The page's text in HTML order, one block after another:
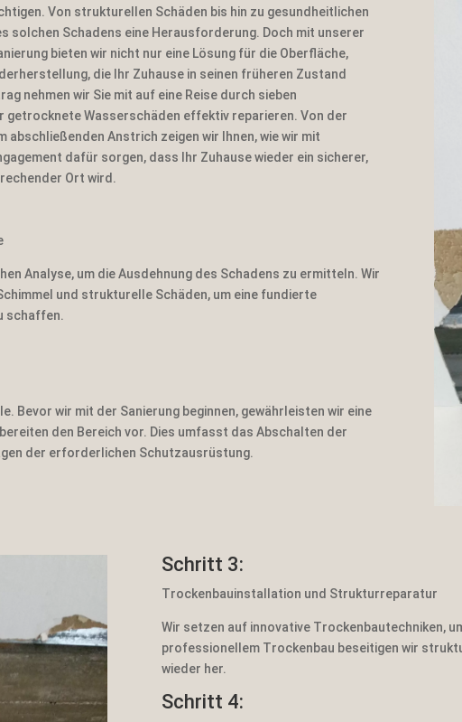
Von strukturellen Schäden bis hin zu gesundheitlichen
solchen Schadens eine Herausforderung. Doch mit unserer
bieten wir nicht nur eine Lösung für die Oberfläche,
die Ihr Zuhause in seinen früheren Zustand
nehmen wir Sie mit auf eine Reise durch sieben
getrocknete Wasserschäden effektiv reparieren. Von der
Anstrich zeigen wir Ihnen, wie wir mit
dafür sorgen, dass Ihr Zuhause wieder ein sicherer,
Ort wird.
Analyse, um die Ausdehnung des Schadens zu ermitteln. Wir
und strukturelle Schäden, um eine fundierte
schaffen.
Bevor wir mit der Sanierung beginnen, gewährleisten wir eine
den Bereich vor. Dies umfasst das Abschalten der
der erforderlichen Schutzausrüstung.
Male
TeamB
Schritt 3:
Trockenbauinstallation und Strukturreparatur
Wir setzen auf innovative Trockenbautechniken,
professionellem Trockenbau beseitigen wir
wieder her.
Schritt 4: